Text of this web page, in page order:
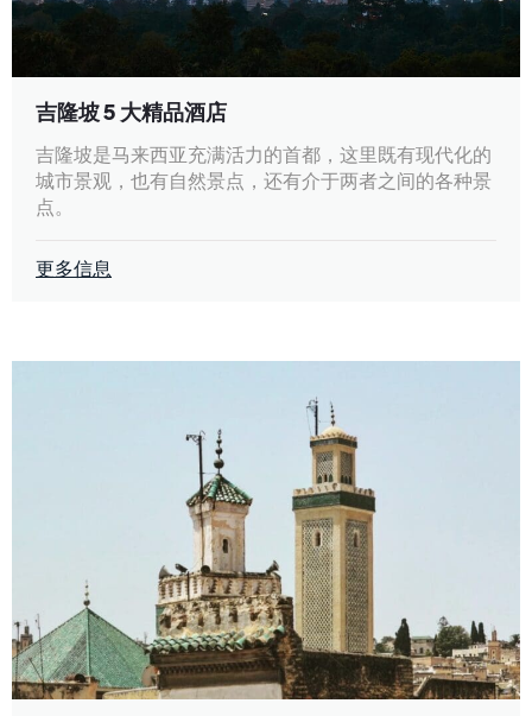
吉隆坡 5 大精品酒店
吉隆坡是马来西亚充满活力的首都，这里既有现代化的
城市景观，也有自然景点，还有介于两者之间的各种景
点。
更多信息